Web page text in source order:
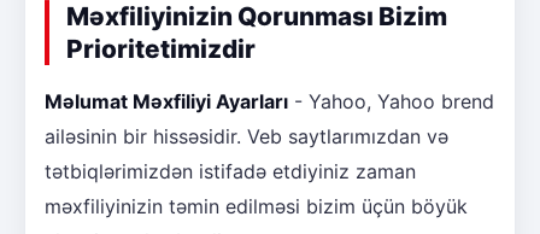
Məxfiliyinizin Qorunması Bizim
Prioritetimizdir
Məlumat Məxfiliyi Ayarları - Yahoo, Yahoo brend
ailəsinin bir hissəsidir. Veb saytlarımızdan və
tətbiqlərimizdən istifadə etdiyiniz zaman
məxfiliyinizin təmin edilməsi bizim üçün böyük